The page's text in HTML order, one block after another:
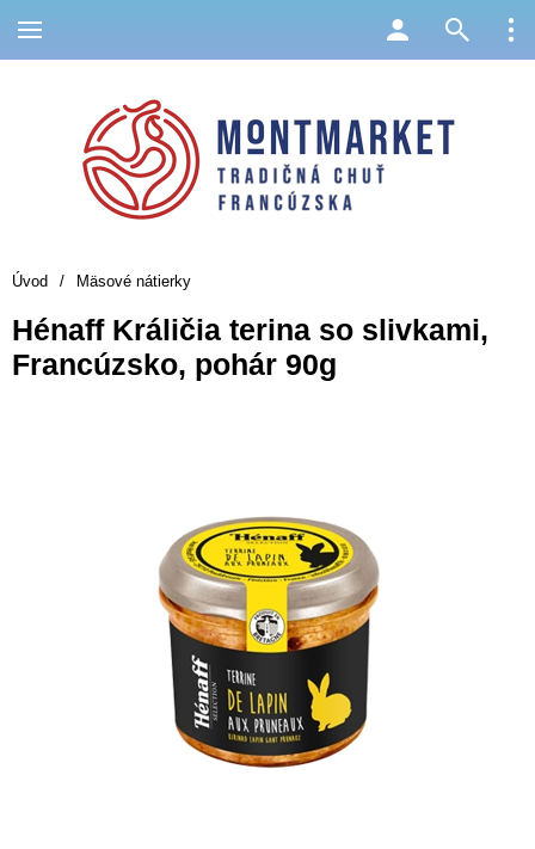
Úvod / Mäsové nátierky
Hénaff Králičia terina so slivkami,
Francúzsko, pohár 90g